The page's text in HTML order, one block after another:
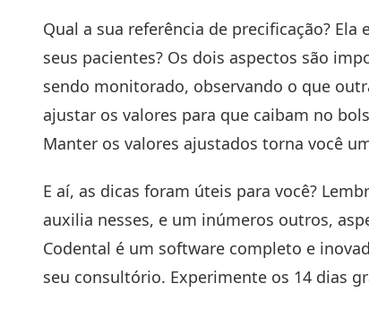
Qual a sua referência de precificação?
seus pacientes? Os dois aspectos são
sendo monitorado, observando o que
ajustar os valores para que caibam no
Manter os valores ajustados torna você
E aí, as dicas foram úteis para você?
auxilia nesses, e um inúmeros outros,
Codental é um software completo e
seu consultório. Experimente os 14 dias